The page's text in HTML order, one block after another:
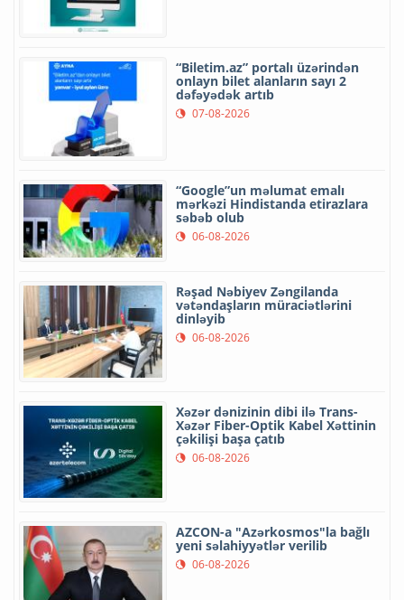
“Biletim.az” portalı üzərindən
onlayn bilet alanların sayı 2
dəfəyədək artıb
07-08-2026
“Google”un məlumat emalı
mərkəzi Hindistanda etirazlara
səbəb olub
06-08-2026
Rəşad Nəbiyev Zəngilanda
vətəndaşların müraciətlərini
dinləyib
06-08-2026
Xəzər dənizinin dibi ilə Trans-
Xəzər Fiber-Optik Kabel Xəttinin
çəkilişi başa çatıb
06-08-2026
AZCON-a "Azərkosmos"la bağlı
yeni səlahiyyətlər verilib
06-08-2026